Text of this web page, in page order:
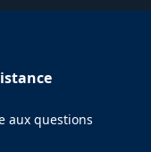
aux questions